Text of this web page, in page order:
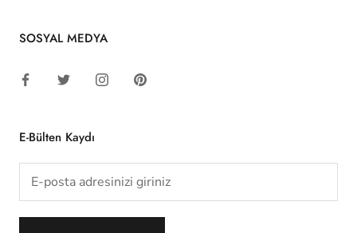
SOSYAL MEDYA
E-Bülten Kaydı